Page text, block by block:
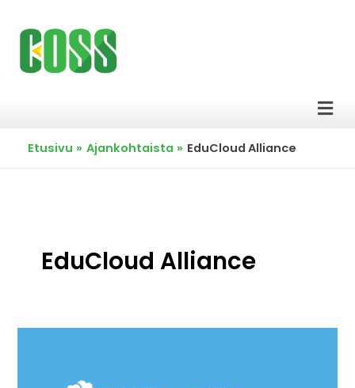
sisältöön
Etusivu Ajankohtaista EduCloud Alliance
EduCloud Alliance